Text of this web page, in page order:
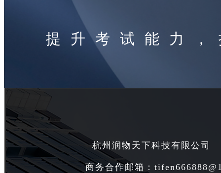
提升考试能力
杭州润物天下科技有限公司
商务合作邮箱：